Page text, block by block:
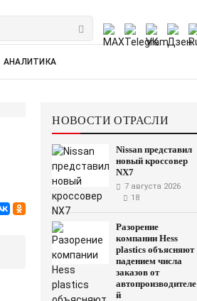
АНАЛИТИКА
НОВОСТИ ОТРАСЛИ
Nissan представил
новый кроссовер
NX7
7 августа 2026
18
Разорение
компании Hess
plastics объясняют
падением числа
заказов от
автопроизводителе
й